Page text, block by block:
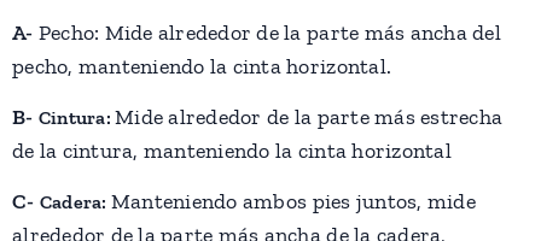
A- Pecho: Mide alrededor de la parte más ancha del
pecho, manteniendo la cinta horizontal.
B- Cintura:Mide alrededor de la parte más estrecha
de la cintura, manteniendo la cinta horizontal
C- Cadera: Manteniendo ambos pies juntos, mide
alrededor de la parte más ancha de la cadera,